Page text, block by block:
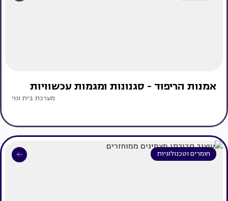
אמנות הריפוד - סגנונות ומגמות עכשוויות
מערכת בית ונוי
חומרים וטכנולוגיות